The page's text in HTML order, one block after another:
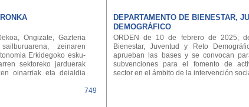
DEPARTAMENTO DE BIENESTAR,
DEMOGRÁFICO
Ongizate, Gazteria
zeinaren
Erkidegoko esku-
sektoreko jarduerak
oinarriak eta deialdia
749
ORDEN de 10 de febrero de 2025,
Bienestar, Juventud y Reto
aprueban las bases y se convocan
subvenciones para el fomento de
sector en el ámbito de la intervención